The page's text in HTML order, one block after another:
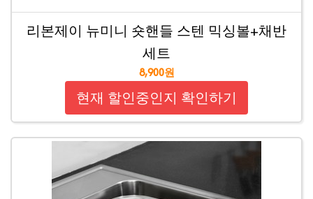
리본제이 뉴미니 숏핸들 스텐 믹싱볼+채반
세트
8,900원
현재 할인중인지 확인하기